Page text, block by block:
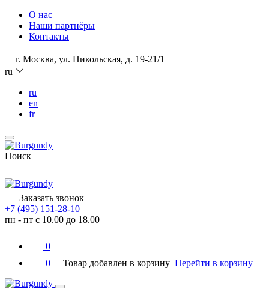
О нас
Наши партнёры
Контакты
г. Москва, ул. Никольская, д. 19-21/1
ru
ru
en
fr
Поиск
Заказать звонок
+7 (495) 151-28-10
пн - пт с 10.00 до 18.00
0
0
Товар добавлен в корзину Перейти в корзину